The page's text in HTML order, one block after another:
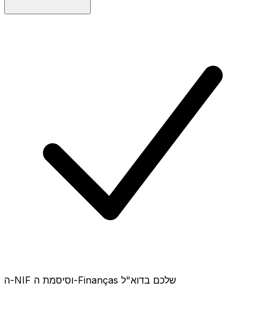
ה-NIF וסיסמת ה-Finanças שלכם בדוא"ל